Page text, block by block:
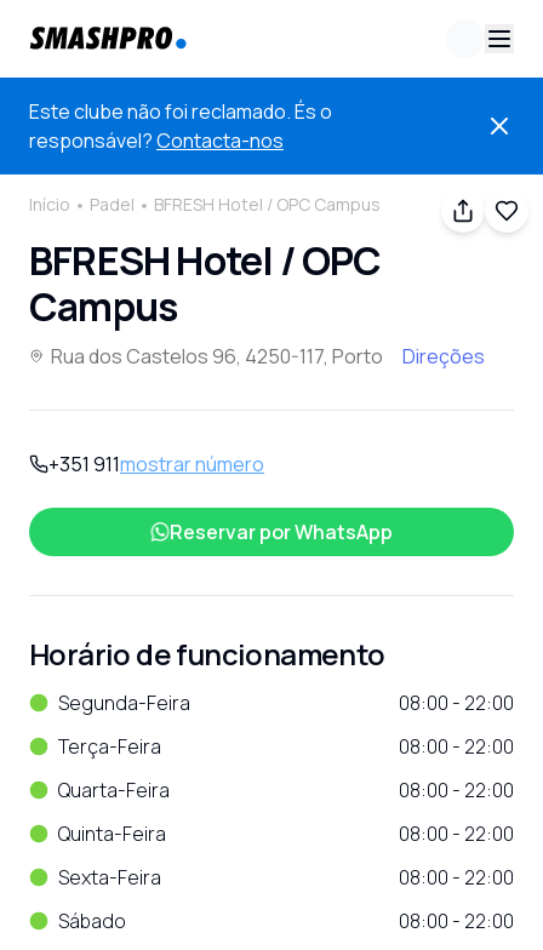
Este clube não foi reclamado. És o
responsável?Contacta-nos
Início Padel BFRESH Hotel / OPC Campus
BFRESH Hotel / OPC
Campus
Rua dos Castelos 96, 4250-117, Porto Direções
+351 911mostrar número
Reservar porWhatsApp
Horário de funcionamento
Segunda-Feira
08:00 - 22:00
Terça-Feira
08:00 - 22:00
Quarta-Feira
08:00 - 22:00
Quinta-Feira
08:00 - 22:00
Sexta-Feira
08:00 - 22:00
Sábado
08:00 - 22:00